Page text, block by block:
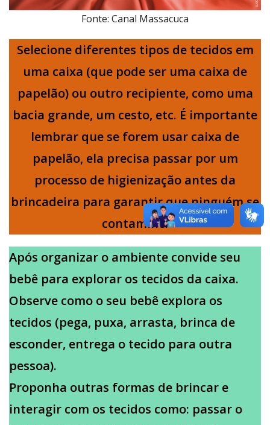
Fonte: Canal Massacuca
Selecione diferentes tipos de tecidos em
uma caixa (que pode ser uma caixa de
papelão) ou outro recipiente, como uma
bacia grande, um cesto, etc. É importante
lembrar que se forem usar caixa de
papelão, ela precisa passar por um
processo de higienização antes da
brincadeira para garantir que ninguém se
contamine.
Após organizar o ambiente convide seu
bebê para explorar os tecidos da caixa.
Observe como o seu bebê explora os
tecidos (pega, puxa, arrasta, brinca de
esconder, entrega o tecido para outra
pessoa).
Proponha outras formas de brincar e
interagir com os tecidos como: passar o